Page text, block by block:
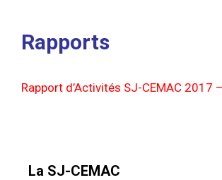
Rapports
Rapport d’Activités SJ-CEMAC 2017
La SJ-CEMAC